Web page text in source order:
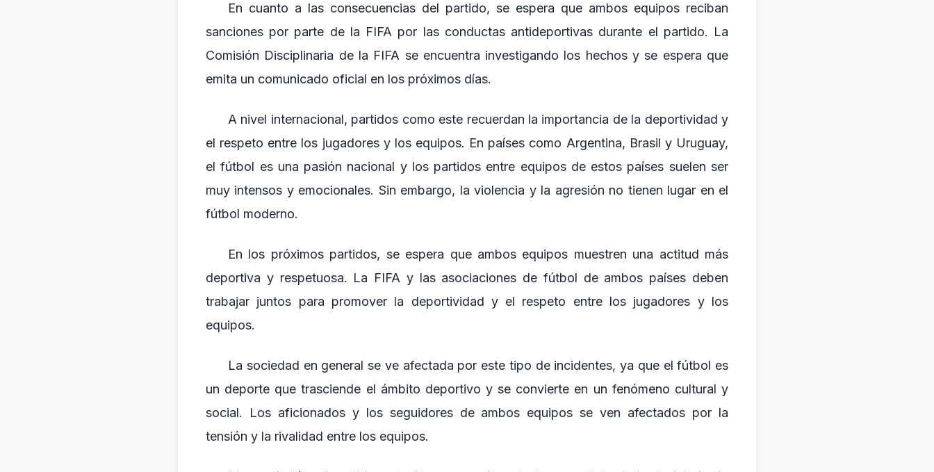
En cuanto a las consecuencias del partido, se espera que ambos equipos reciban
sanciones por parte de la FIFA por las conductas antideportivas durante el partido. La
Comisión Disciplinaria de la FIFA se encuentra investigando los hechos y se espera que
emita un comunicado oficial en los próximos días.
A nivel internacional, partidos como este recuerdan la importancia de la deportividad y
el respeto entre los jugadores y los equipos. En países como Argentina, Brasil y Uruguay,
el fútbol es una pasión nacional y los partidos entre equipos de estos países suelen ser
muy intensos y emocionales. Sin embargo, la violencia y la agresión no tienen lugar en el
fútbol moderno.
En los próximos partidos, se espera que ambos equipos muestren una actitud más
deportiva y respetuosa. La FIFA y las asociaciones de fútbol de ambos países deben
trabajar juntos para promover la deportividad y el respeto entre los jugadores y los
equipos.
La sociedad en general se ve afectada por este tipo de incidentes, ya que el fútbol es
un deporte que trasciende el ámbito deportivo y se convierte en un fenómeno cultural y
social. Los aficionados y los seguidores de ambos equipos se ven afectados por la
tensión y la rivalidad entre los equipos.